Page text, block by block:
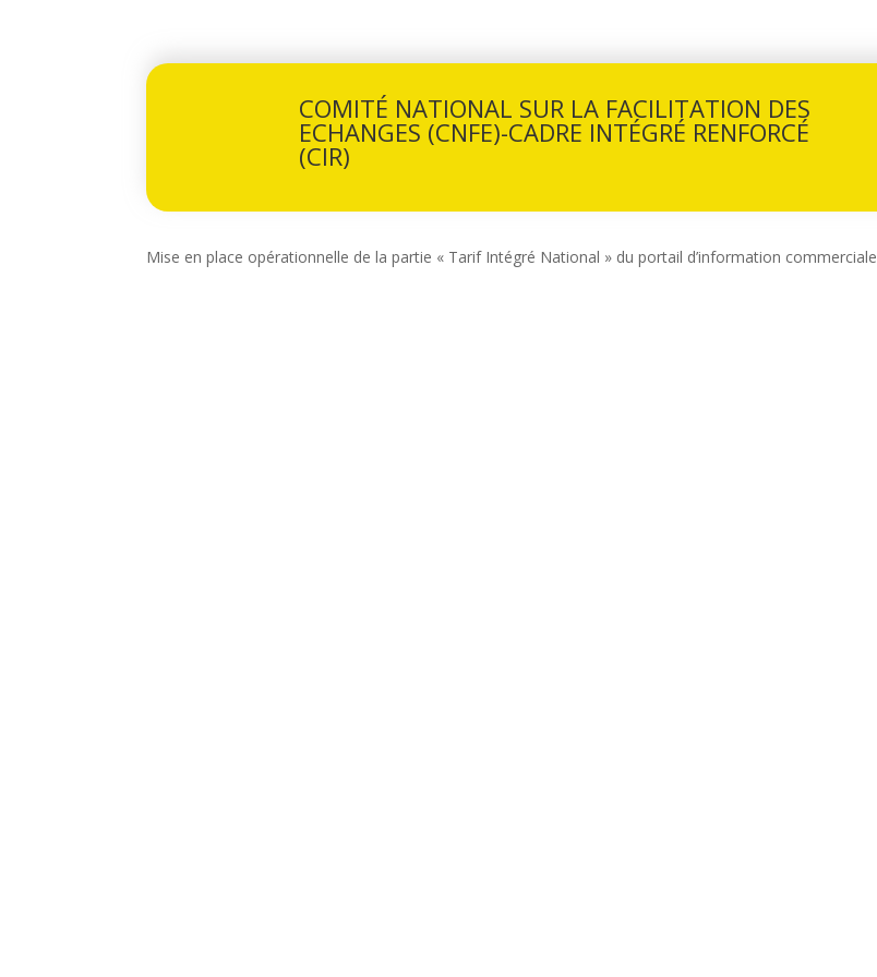
COMITÉ NATIONAL SUR LA FACILITATION DES
ECHANGES (CNFE)-CADRE INTÉGRÉ RENFORCÉ
(CIR)
Mise en place opérationnelle de la partie « Tarif Intégré National » du portail d’information commerciale